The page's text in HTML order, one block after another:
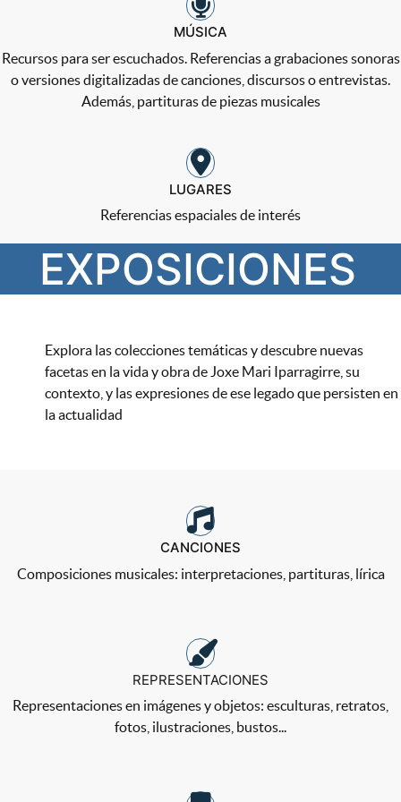
MÚSICA
Recursos para ser escuchados. Referencias a grabaciones sonoras
o versiones digitalizadas de canciones, discursos o entrevistas.
Además, partituras de piezas musicales
LUGARES
Referencias espaciales de interés
EXPOSICIONES
Explora las colecciones temáticas y descubre nuevas
facetas en la vida y obra de Joxe Mari Iparragirre, su
contexto, y las expresiones de ese legado que persisten en
la actualidad
CANCIONES
Composiciones musicales: interpretaciones, partituras, lírica
REPRESENTACIONES
Representaciones en imágenes y objetos: esculturas, retratos,
fotos, ilustraciones, bustos...